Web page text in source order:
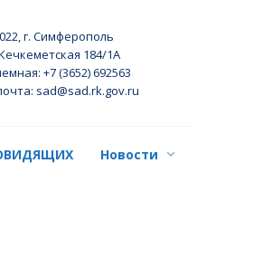
г. Симферополь
184/1А
+7 (3652) 692563
sad@sad.rk.gov.ru
Новости